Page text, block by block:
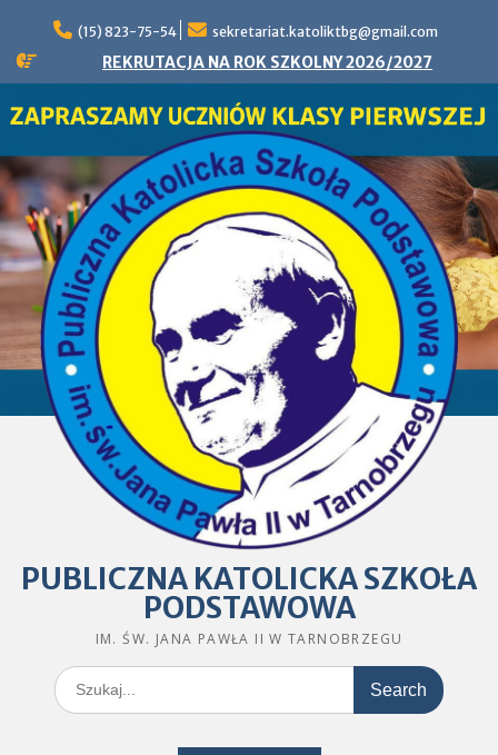
content
(15) 823-75-54 sekretariat.katoliktbg@gmail.com
REKRUTACJA NA ROK SZKOLNY 2026/2027
PUBLICZNA KATOLICKA SZKOŁA
PODSTAWOWA
IM. ŚW. JANA PAWŁA II W TARNOBRZEGU
Search
for: